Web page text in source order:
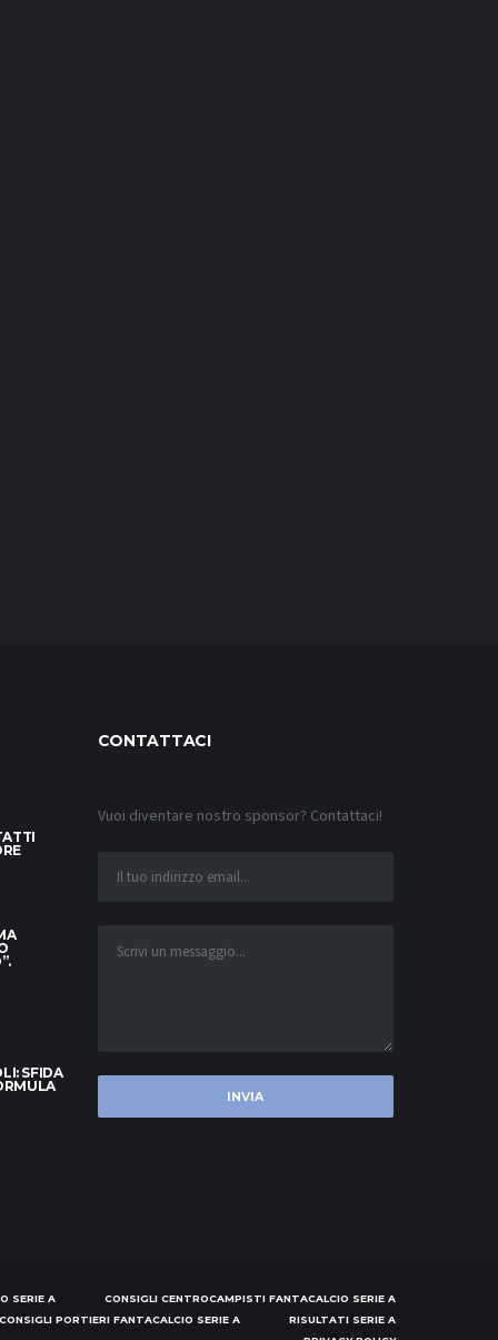
SFIDA
CONTATTACI
Vuoi diventare nostro sponsor? Contattaci!
SERIE A
CONSIGLI CENTROCAMPISTI FANTACALCIO SERIE A
CONSIGLI PORTIERI FANTACALCIO SERIE A
RISULTATI SERIE A